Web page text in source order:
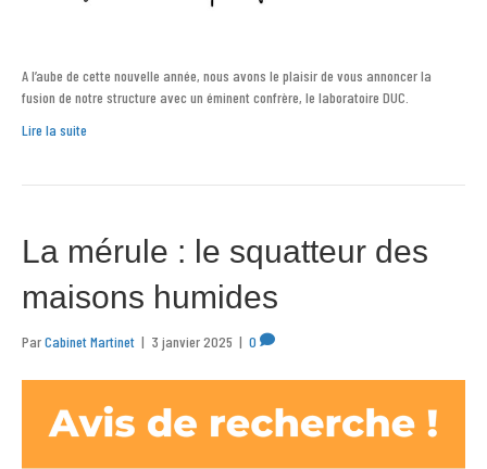
A l’aube de cette nouvelle année, nous avons le plaisir de vous annoncer la
fusion de notre structure avec un éminent confrère, le laboratoire DUC.
Lire la suite
La mérule : le squatteur des
maisons humides
ParCabinet Martinet | 3 janvier 2025 | 0